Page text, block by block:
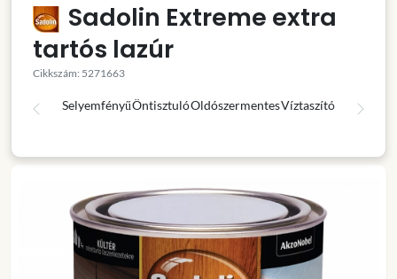
Sadolin Extreme extra
tartós lazúr
Cikkszám: 5271663
SelyemfényűÖntisztulóOldószermentesVíztaszító